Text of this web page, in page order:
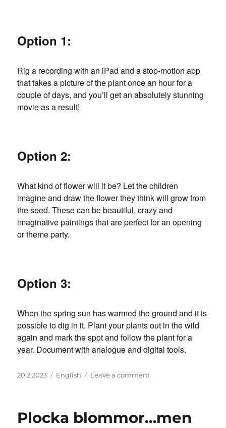
Option 1:
Rig a recording with an iPad and a stop-motion app
that takes a picture of the plant once an hour for a
couple of days, and you’ll get an absolutely stunning
movie as a result!
Option 2:
What kind of flower will it be? Let the children
imagine and draw the flower they think will grow from
the seed. These can be beautiful, crazy and
imaginative paintings that are perfect for an opening
or theme party.
Option 3:
When the spring sun has warmed the ground and it is
possible to dig in it. Plant your plants out in the wild
again and mark the spot and follow the plant for a
year. Document with analogue and digital tools.
Posted
20.2.2023 Categories
English Leave a commenton
there
Plocka blommor…men